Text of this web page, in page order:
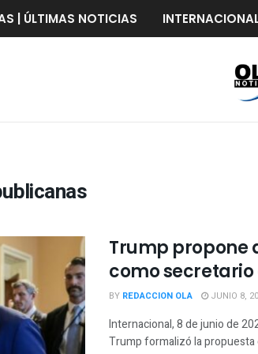
| ÚLTIMAS NOTICIAS
Trump propone
como
BY REDACCION OLA JUNIO 8,
Internacional, 8 de junio de
Trump formalizó la propuesta